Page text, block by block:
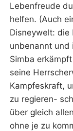
Lebenfreude
helfen. (Auch
Disneywelt:
unbenannt und
Simba
seine
Kampfeskraft,
zu regieren-
über gleich
ohne je zu